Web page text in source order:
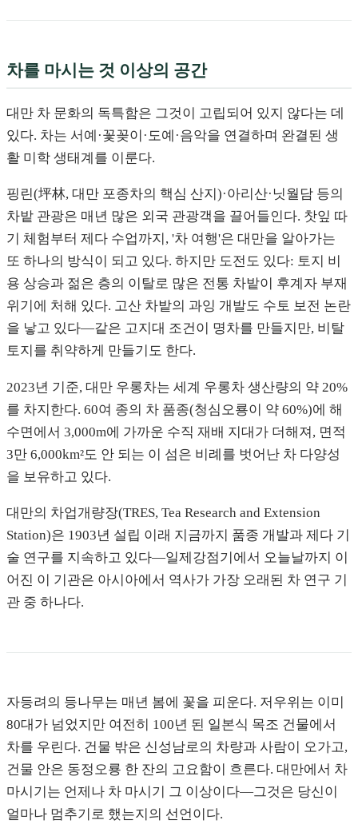
차를 마시는 것 이상의 공간
대만 차 문화의 독특함은 그것이 고립되어 있지 않다는 데
있다. 차는 서예·꽃꽂이·도예·음악을 연결하며 완결된 생
활 미학 생태계를 이룬다.
핑린(坪林, 대만 포종차의 핵심 산지)·아리산·닛월담 등의
차밭 관광은 매년 많은 외국 관광객을 끌어들인다. 찻잎 따
기 체험부터 제다 수업까지, '차 여행'은 대만을 알아가는
또 하나의 방식이 되고 있다. 하지만 도전도 있다: 토지 비
용 상승과 젊은 층의 이탈로 많은 전통 차밭이 후계자 부재
위기에 처해 있다. 고산 차밭의 과잉 개발도 수토 보전 논란
을 낳고 있다—같은 고지대 조건이 명차를 만들지만, 비탈
토지를 취약하게 만들기도 한다.
2023년 기준, 대만 우롱차는 세계 우롱차 생산량의 약 20%
를 차지한다. 60여 종의 차 품종(청심오룡이 약 60%)에 해
수면에서 3,000m에 가까운 수직 재배 지대가 더해져, 면적
3만 6,000km²도 안 되는 이 섬은 비례를 벗어난 차 다양성
을 보유하고 있다.
대만의 차업개량장(TRES, Tea Research and Extension
Station)은 1903년 설립 이래 지금까지 품종 개발과 제다 기
술 연구를 지속하고 있다—일제강점기에서 오늘날까지 이
어진 이 기관은 아시아에서 역사가 가장 오래된 차 연구 기
관 중 하나다.
자등려의 등나무는 매년 봄에 꽃을 피운다. 저우위는 이미
80대가 넘었지만 여전히 100년 된 일본식 목조 건물에서
차를 우린다. 건물 밖은 신성남로의 차량과 사람이 오가고,
건물 안은 동정오룡 한 잔의 고요함이 흐른다. 대만에서 차
마시기는 언제나 차 마시기 그 이상이다—그것은 당신이
얼마나 멈추기로 했는지의 선언이다.